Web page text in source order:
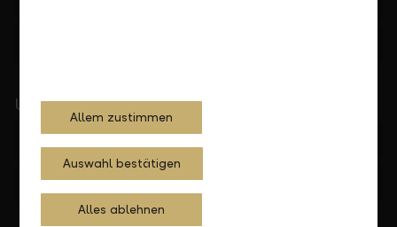
Unser Standort in Wien
Heßgasse 1, 1010 Wien
+43 1 536 16-0
Allem zustimmen
Auswahl bestätigen
Alles ablehnen